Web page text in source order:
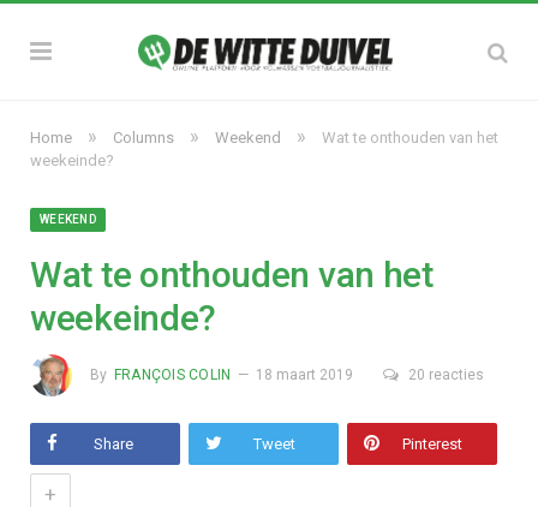
Home » Columns » Weekend »
Wat te onthouden van het
weekeinde?
WEEKEND
Wat te onthouden van het
weekeinde?
By FRANÇOIS COLIN 18 maart 2019 20 reacties
Share Tweet Pinterest
+